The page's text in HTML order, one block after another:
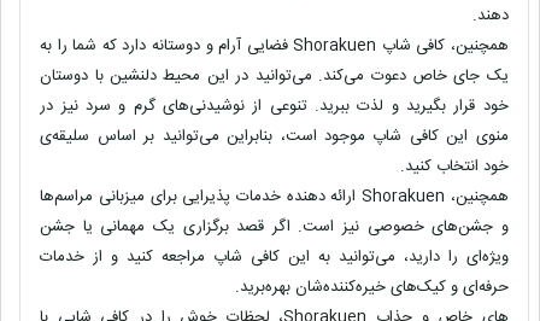
دهند.
همچنین، کافی شاپ Shorakuen فضایی آرام و دوستانه دارد که شما را به
یک جای خاص دعوت می‌کند. می‌توانید در این محیط دلنشین با دوستان
خود قرار بگیرید و لذت ببرید. تنوعی از نوشیدنی‌های گرم و سرد نیز در
منوی این کافی شاپ موجود است، بنابراین می‌توانید بر اساس سلیقه‌ی
خود انتخاب کنید.
همچنین، Shorakuen ارائه دهنده خدمات پذیرایی برای میزبانی مراسم‌ها
و جشن‌های خصوصی نیز است. اگر قصد برگزاری یک مهمانی یا جشن
ویژه‌ای را دارید، می‌توانید به این کافی شاپ مراجعه کنید و از خدمات
حرفه‌ای و کیک‌های خیره‌کننده‌شان بهره‌برید.